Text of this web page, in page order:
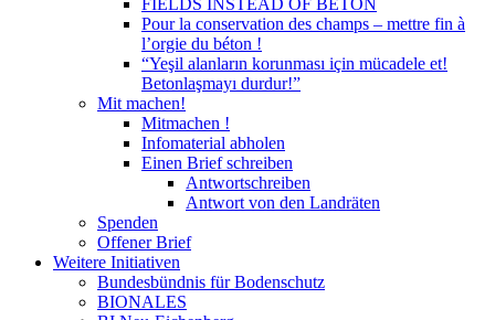
FIELDS INSTEAD OF BETON
Pour la conservation des champs – mettre fin à
l’orgie du béton !
“Yeşil alanların korunması için mücadele et!
Betonlaşmayı durdur!”
Mit machen!
Mitmachen !
Infomaterial abholen
Einen Brief schreiben
Antwortschreiben
Antwort von den Landräten
Spenden
Offener Brief
Weitere Initiativen
Bundesbündnis für Bodenschutz
BIONALES